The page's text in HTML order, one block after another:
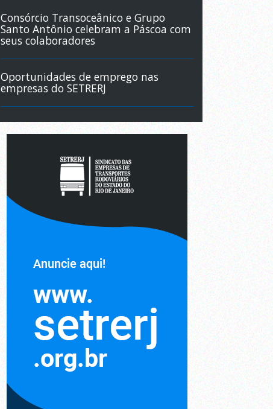
Consórcio Transoceânico e Grupo
Santo Antônio celebram a Páscoa com
seus colaboradores
Oportunidades de emprego nas
empresas do SETRERJ